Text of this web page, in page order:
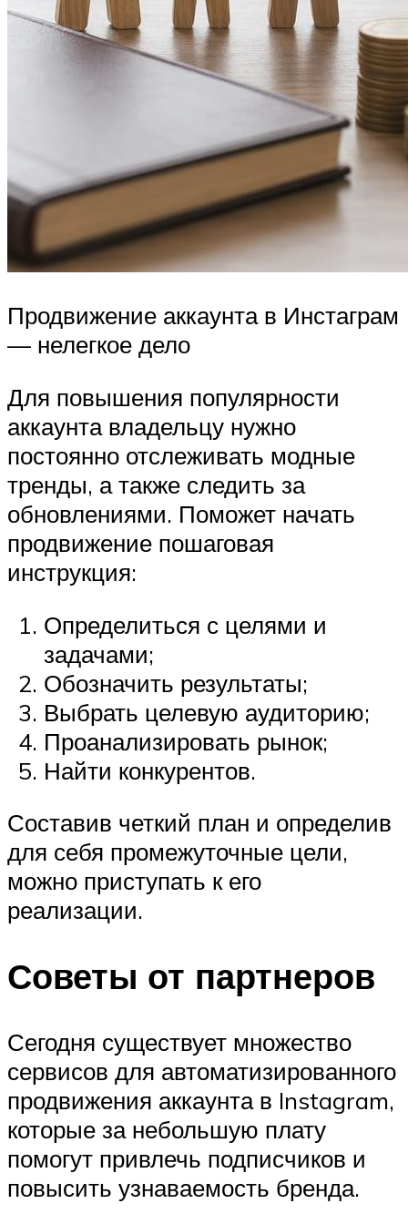
Продвижение аккаунта в Инстаграм
— нелегкое дело
Для повышения популярности
аккаунта владельцу нужно
постоянно отслеживать модные
тренды, а также следить за
обновлениями. Поможет начать
продвижение пошаговая
инструкция:
Определиться с целями и
задачами;
Обозначить результаты;
Выбрать целевую аудиторию;
Проанализировать рынок;
Найти конкурентов.
Составив четкий план и определив
для себя промежуточные цели,
можно приступать к его
реализации.
Советы от партнеров
Сегодня существует множество
сервисов для автоматизированного
продвижения аккаунта в Instagram,
которые за небольшую плату
помогут привлечь подписчиков и
повысить узнаваемость бренда.